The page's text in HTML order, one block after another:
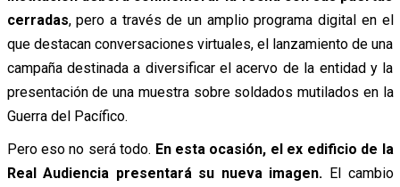
cerradas, pero a través de un amplio programa digital en el
que destacan conversaciones virtuales, el lanzamiento de una
campaña destinada a diversificar el acervo de la entidad y la
presentación de una muestra sobre soldados mutilados en la
Guerra del Pacífico.
Pero eso no será todo. En esta ocasión, el ex edificio de la
Real Audiencia presentará su nueva imagen. El cambio